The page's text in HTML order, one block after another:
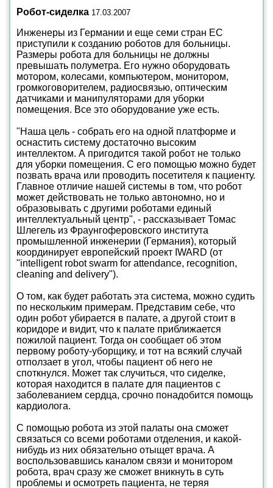
Робот-сиделка 17.03.2007
Инженеры из Германии и еще семи стран ЕС
приступили к созданию роботов для больницы.
Размеры робота для больницы не должны
превышать полуметра. Его нужно оборудовать
мотором, колесами, компьютером, монитором,
громкоговорителем, радиосвязью, оптическим
датчиками и манипуляторами для уборки
помещения. Все это оборудование уже есть.
"Наша цель - собрать его на одной платформе и
оснастить систему достаточно высоким
интеллектом. А пригодится такой робот не только
для уборки помещения. С его помощью можно будет
позвать врача или проводить посетителя к пациенту.
Главное отличие нашей системы в том, что робот
может действовать не только автономно, но и
образовывать с другими роботами единый
интеллектуальный центр", - рассказывает Томас
Шлегель из Фраунгоферовского института
промышленной инженерии (Германия), который
координирует европейский проект IWARD (от
"intelligent robot swarm for attendance, recognition,
cleaning and delivery").
О том, как будет работать эта система, можно судить
по нескольким примерам. Представим себе, что
один робот убирается в палате, а другой стоит в
коридоре и видит, что к палате приближается
пожилой пациент. Тогда он сообщает об этом
первому роботу-уборщику, и тот на всякий случай
отползает в угол, чтобы пациент об него не
споткнулся. Может так случиться, что сиделке,
которая находится в палате для пациентов с
заболеванием сердца, срочно понадобится помощь
кардиолога.
С помощью робота из этой палаты она сможет
связаться со всеми роботами отделения, и какой-
нибудь из них обязательно отыщет врача. А
воспользовавшись каналом связи и монитором
робота, врач сразу же сможет вникнуть в суть
проблемы и осмотреть пациента, не теряя